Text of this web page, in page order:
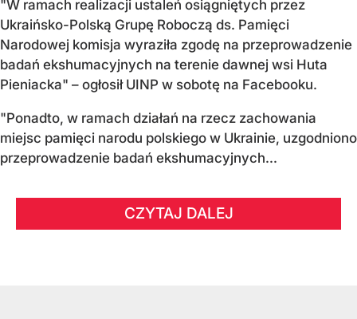
"W ramach realizacji ustaleń osiągniętych przez
Ukraińsko-Polską Grupę Roboczą ds. Pamięci
Narodowej komisja wyraziła zgodę na przeprowadzenie
badań ekshumacyjnych na terenie dawnej wsi Huta
Pieniacka" – ogłosił UINP w sobotę na Facebooku.
"Ponadto, w ramach działań na rzecz zachowania
miejsc pamięci narodu polskiego w Ukrainie, uzgodniono
przeprowadzenie badań ekshumacyjnych...
CZYTAJ DALEJ